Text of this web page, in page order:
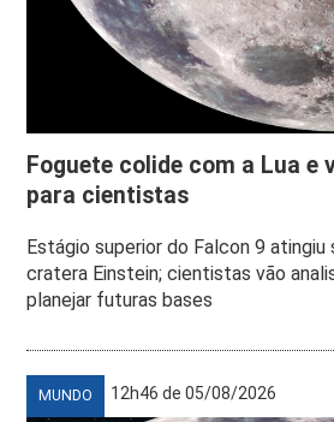
Foguete colide com a Lua e
para cientistas
Estágio superior do Falcon 9
cratera Einstein; cientistas vão
planejar futuras bases
MUNDO 12h46 de 05/08/2026